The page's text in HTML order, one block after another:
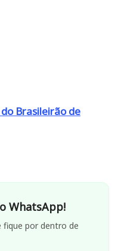
Brasileirão de
WhatsApp!
fique por dentro de